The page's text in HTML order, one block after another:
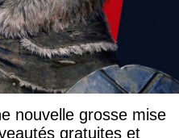
nouvelle grosse mise
gratuites et